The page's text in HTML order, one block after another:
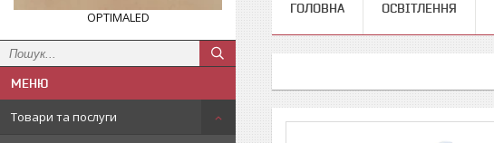
OPTIMALED
Товари та послуги
ГОЛОВНА ОСВІТЛЕННЯ